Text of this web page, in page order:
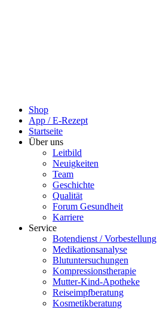
Shop
App / E-Rezept
Startseite
Über uns
Leitbild
Neuigkeiten
Team
Geschichte
Qualität
Forum Gesundheit
Karriere
Service
Botendienst / Vorbestellung
Medikationsanalyse
Blutuntersuchungen
Kompressionstherapie
Mutter-Kind-Apotheke
Reiseimpfberatung
Kosmetikberatung